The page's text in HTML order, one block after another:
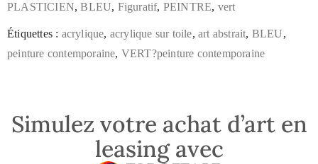
PLASTICIEN,BLEU, Figuratif, PEINTRE, vert
Étiquettes : acrylique, acrylique sur toile,art abstrait, BLEU,
peinture contemporaine, VERT?peinture contemporaine
Simulez votre achat d’art en
leasing avec